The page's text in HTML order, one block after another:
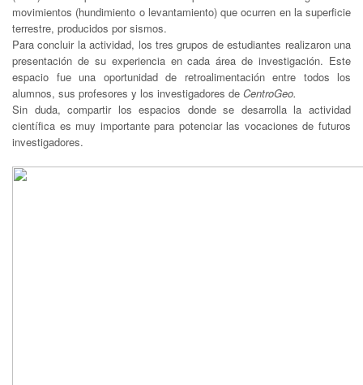
movimientos (hundimiento o levantamiento) que ocurren en la superficie
terrestre, producidos por sismos.
Para concluir la actividad, los tres grupos de estudiantes realizaron una
presentación de su experiencia en cada área de investigación. Este
espacio fue una oportunidad de retroalimentación entre todos los
alumnos, sus profesores y los investigadores de CentroGeo.
Sin duda, compartir los espacios donde se desarrolla la actividad
científica es muy importante para potenciar las vocaciones de futuros
investigadores.